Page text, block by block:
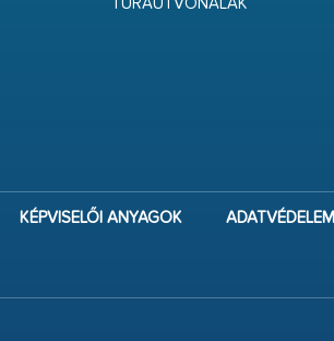
TÚRAÚTVONALAK
KÉPVISELŐI ANYAGOK ADATVÉDELEM